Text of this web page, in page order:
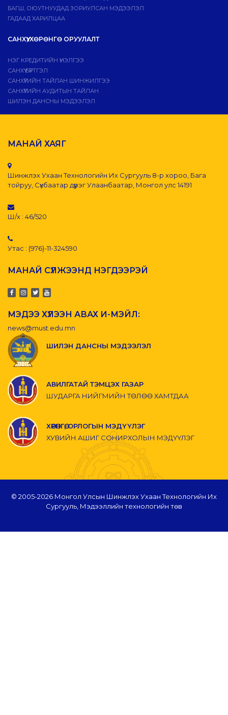
БАГШ, ОЮУТНУУДАД ЗОРИУЛСАН МЭДЭЭЛЭЛ
ГАДААД ХАРИЛЦАА
САНХҮҮ, ХӨРӨНГӨ ОРУУЛАЛТ
НЭГ КРЕДИТИЙН ҮНЭЛГЭЭ
САНХҮҮ БҮРТГЭЛ
САНХҮҮГИЙН ТАЙЛАН ШИНЖИЛГЭЭ
САНХҮҮГИЙН АУДИТЫН ТАЙЛАН
ШИЛЭН ДАНСНЫ МЭДЭЭЛЭЛ
МАНАЙ ХАЯГ
Шинжлэх Ухаан Технологийн Их Сургууль 8-р хороо, Бага
тойруу, Сүхбаатар дүүрэг Улаанбаатар, Монгол улс 14191
Ш/х : 46/520
Утас : (976)-11-324590
МАНАЙ СҮЛЖЭЭНД НЭГДЭЭРЭЙ
МЭДЭЭ ХҮЛЭЭН АВАХ И-МЭЙЛ:
news@must.edu.mn
ШИЛЭН ДАНСНЫ МЭДЭЭЛЭЛ
АВИЛГАТАЙ ТЭМЦЭХ ГАЗАР
ШУДАРГА НИЙГМИЙН ТӨЛӨӨ ХАМТДАА
ХӨРӨНГӨ, ОРЛОГЫН МЭДҮҮЛЭГ
ХУВИЙН АШИГ СОНИРХОЛЫН МЭДҮҮЛЭГ
© 2005-2026 Монгол Улсын Шинжлэх Ухаан Технологийн Их
Сургууль, Мэдээллийн технологийн төв